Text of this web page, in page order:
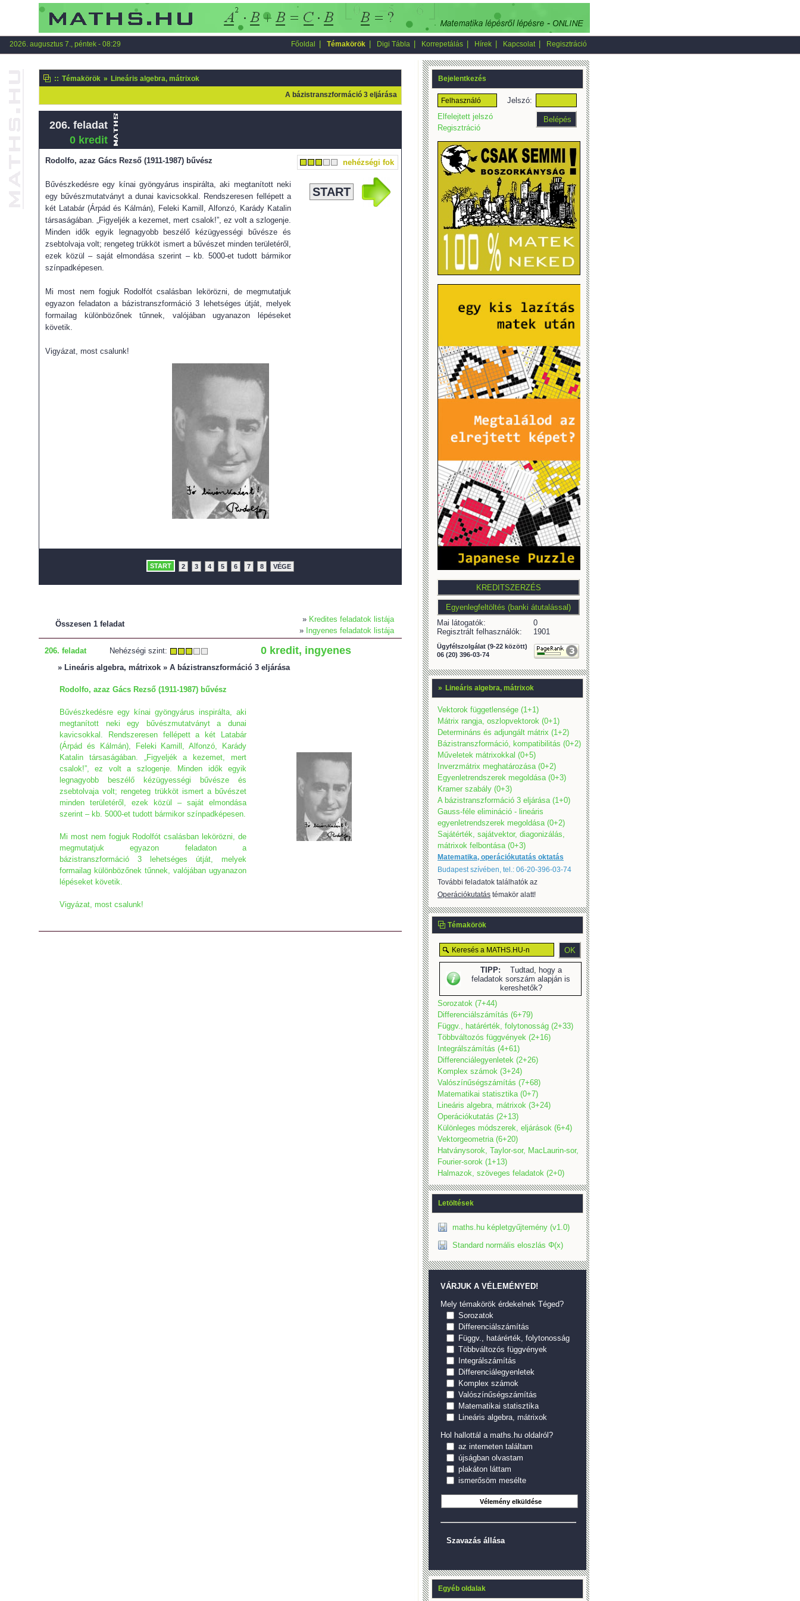
2026. augusztus 7., péntek - 08:29 Főoldal Témakörök Digi Tábla Korrepetálás Hírek Kapcsolat Regisztráció
:: Témakörök » Lineáris algebra, mátrixok
A bázistranszformáció 3 eljárása
206. feladat
0 kredit
Rodolfo, azaz Gács Rezső (1911-1987) bűvész
Bűvészkedésre egy kínai gyöngyárus inspirálta, aki megtanított neki
egy bűvészmutatványt a dunai kavicsokkal. Rendszeresen fellépett a
két Latabár (Árpád és Kálmán), Feleki Kamill, Alfonzó, Karády Katalin
társaságában. „Figyeljék a kezemet, mert csalok!”, ez volt a szlogenje.
Minden idők egyik legnagyobb beszélő kézügyességi bűvésze és
zsebtolvaja volt; rengeteg trükköt ismert a bűvészet minden területéről,
ezek közül – saját elmondása szerint – kb. 5000-et tudott bármikor
színpadképesen.
Mi most nem fogjuk Rodolfót csalásban lekörözni, de megmutatjuk
egyazon feladaton a bázistranszformáció 3 lehetséges útját, melyek
formailag különbözőnek tűnnek, valójában ugyanazon lépéseket
követik.
Vigyázat, most csalunk!
nehézségi fok
START
START 2 3 4 5 6 7 8 VÉGE
Összesen 1 feladat
» Kredites feladatok listája
» Ingyenes feladatok listája
206. feladat Nehézségi szint: 0 kredit, ingyenes
» Lineáris algebra, mátrixok » A bázistranszformáció 3 eljárása
Rodolfo, azaz Gács Rezső (1911-1987) bűvész
Bűvészkedésre egy kínai gyöngyárus inspirálta, aki
megtanított neki egy bűvészmutatványt a dunai
kavicsokkal. Rendszeresen fellépett a két Latabár
(Árpád és Kálmán), Feleki Kamill, Alfonzó, Karády
Katalin társaságában. „Figyeljék a kezemet, mert
csalok!”, ez volt a szlogenje. Minden idők egyik
legnagyobb beszélő kézügyességi bűvésze és
zsebtolvaja volt; rengeteg trükköt ismert a bűvészet
minden területéről, ezek közül – saját elmondása
szerint – kb. 5000-et tudott bármikor színpadképesen.
Mi most nem fogjuk Rodolfót csalásban lekörözni, de
megmutatjuk egyazon feladaton a
bázistranszformáció 3 lehetséges útját, melyek
formailag különbözőnek tűnnek, valójában ugyanazon
lépéseket követik.
Vigyázat, most csalunk!
Bejelentkezés
Jelszó:
Elfelejtett jelszó
Regisztráció
Mai látogatók:
0
Regisztrált felhasználók:
1901
Ügyfélszolgálat (9-22 között)
06 (20) 396-03-74
» Lineáris algebra, mátrixok
Vektorok függetlensége (1+1)
Mátrix rangja, oszlopvektorok (0+1)
Determináns és adjungált mátrix (1+2)
Bázistranszformáció, kompatibilitás (0+2)
Műveletek mátrixokkal (0+5)
Inverzmátrix meghatározása (0+2)
Egyenletrendszerek megoldása (0+3)
Kramer szabály (0+3)
A bázistranszformáció 3 eljárása (1+0)
Gauss-féle elimináció - lineáris
egyenletrendszerek megoldása (0+2)
Sajátérték, sajátvektor, diagonizálás,
mátrixok felbontása (0+3)
Matematika, operációkutatás oktatás
Budapest szívében, tel.: 06-20-396-03-74
További feladatok találhatók az
Operációkutatás témakör alatt!
Témakörök
TIPP: Tudtad, hogy a
feladatok sorszám alapján is
kereshetők?
Sorozatok (7+44)
Differenciálszámítás (6+79)
Függv., határérték, folytonosság (2+33)
Többváltozós függvények (2+16)
Integrálszámítás (4+61)
Differenciálegyenletek (2+26)
Komplex számok (3+24)
Valószínűségszámítás (7+68)
Matematikai statisztika (0+7)
Lineáris algebra, mátrixok (3+24)
Operációkutatás (2+13)
Különleges módszerek, eljárások (6+4)
Vektorgeometria (6+20)
Hatványsorok, Taylor-sor, MacLaurin-sor,
Fourier-sorok (1+13)
Halmazok, szöveges feladatok (2+0)
Letöltések
maths.hu képletgyűjtemény (v1.0)
Standard normális eloszlás Φ(x)
VÁRJUK A VÉLEMÉNYED!
Mely témakörök érdekelnek Téged?
Sorozatok
Differenciálszámítás
Függv., határérték, folytonosság
Többváltozós függvények
Integrálszámítás
Differenciálegyenletek
Komplex számok
Valószínűségszámítás
Matematikai statisztika
Lineáris algebra, mátrixok
Hol hallottál a maths.hu oldalról?
az interneten találtam
újságban olvastam
plakáton láttam
ismerősöm mesélte
Szavazás állása
Egyéb oldalak